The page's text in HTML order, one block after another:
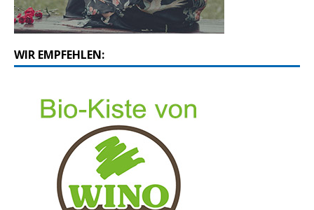
WIR EMPFEHLEN: